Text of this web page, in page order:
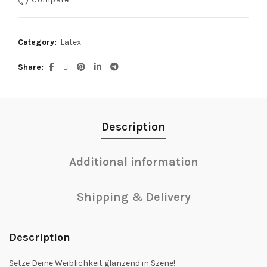
Category: Latex
Share
Description
Additional information
Shipping & Delivery
Description
Setze Deine Weiblichkeit glänzend in Szene!